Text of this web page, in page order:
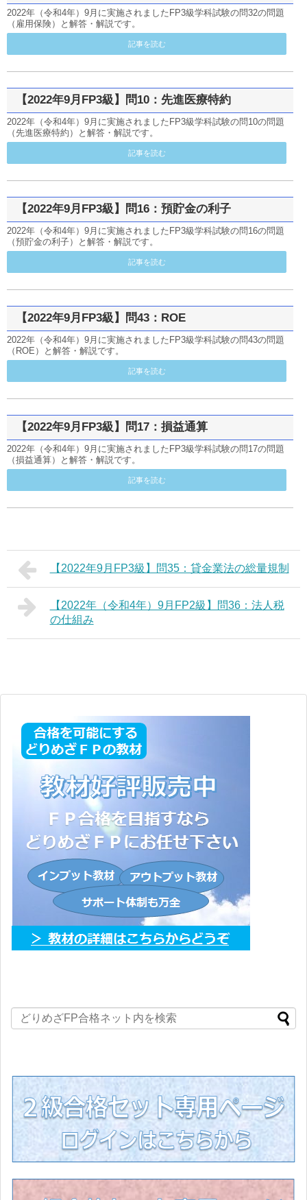
2022年（令和4年）9月に実施されましたFP3級学科試験の問32の問題
（雇用保険）と解答・解説です。
記事を読む
【2022年9月FP3級】問10：先進医療特約
2022年（令和4年）9月に実施されましたFP3級学科試験の問10の問題
（先進医療特約）と解答・解説です。
記事を読む
【2022年9月FP3級】問16：預貯金の利子
2022年（令和4年）9月に実施されましたFP3級学科試験の問16の問題
（預貯金の利子）と解答・解説です。
記事を読む
【2022年9月FP3級】問43：ROE
2022年（令和4年）9月に実施されましたFP3級学科試験の問43の問題
（ROE）と解答・解説です。
記事を読む
【2022年9月FP3級】問17：損益通算
2022年（令和4年）9月に実施されましたFP3級学科試験の問17の問題
（損益通算）と解答・解説です。
記事を読む
【2022年9月FP3級】問35：貸金業法の総量規制
【2022年（令和4年）9月FP2級】問36：法人税
の仕組み